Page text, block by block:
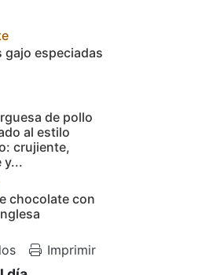
gajo especiadas
de pollo
al estilo
crujiente,
y...
chocolate con
Imprimir